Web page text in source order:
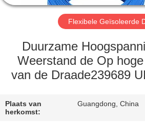
FABRIEKSREIS
CONTACTEER
Flexibele Geïsoleerde
Duurzame
Weerstand de Op
van de Draade239689
Plaats van
herkomst:
Guangdong, China